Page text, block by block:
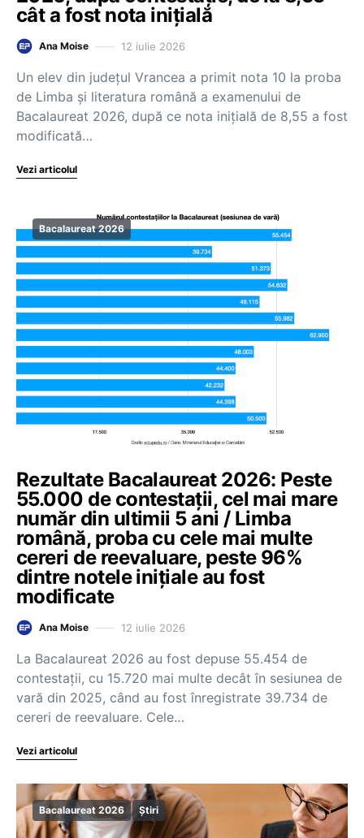
cât a fost nota inițială
Ana Moise 12 iulie 2026
Un elev din județul Vrancea a primit nota 10 la proba
de Limba și literatura română a examenului de
Bacalaureat 2026, după ce nota inițială de 8,55 a fost
modificată…
Vezi articolul
Bacalaureat 2026
Rezultate Bacalaureat 2026: Peste
55.000 de contestații, cel mai mare
număr din ultimii 5 ani / Limba
română, proba cu cele mai multe
cereri de reevaluare, peste 96%
dintre notele inițiale au fost
modificate
Ana Moise 12 iulie 2026
La Bacalaureat 2026 au fost depuse 55.454 de
contestații, cu 15.720 mai multe decât în sesiunea de
vară din 2025, când au fost înregistrate 39.734 de
cereri de reevaluare. Cele…
Vezi articolul
Bacalaureat 2026 Știri